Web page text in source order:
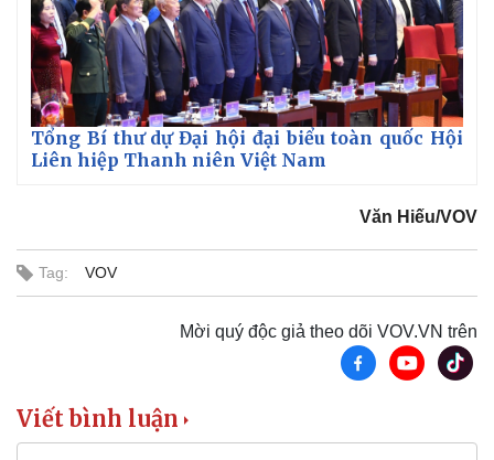
Tổng Bí thư dự Đại hội đại biểu toàn quốc Hội
Liên hiệp Thanh niên Việt Nam
Văn Hiếu/VOV
Tag: VOV
Mời quý độc giả theo dõi VOV.VN trên
Viết bình luận